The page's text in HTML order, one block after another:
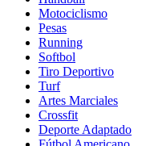
Motociclismo
Pesas
Running
Softbol
Tiro Deportivo
Turf
Artes Marciales
Crossfit
Deporte Adaptado